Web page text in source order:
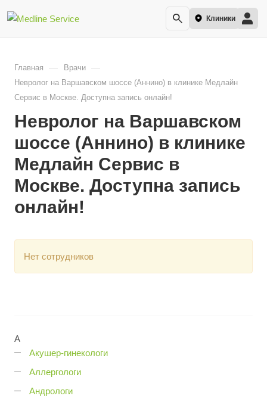
Клиники
Главная — Врачи —
Невролог на Варшавском шоссе (Аннино) в клинике Медлайн
Сервис в Москве. Доступна запись онлайн!
Невролог на Варшавском
шоссе (Аннино) в клинике
Медлайн Сервис в
Москве. Доступна запись
онлайн!
Нет сотрудников
А
Акушер-гинекологи
Аллергологи
Андрологи